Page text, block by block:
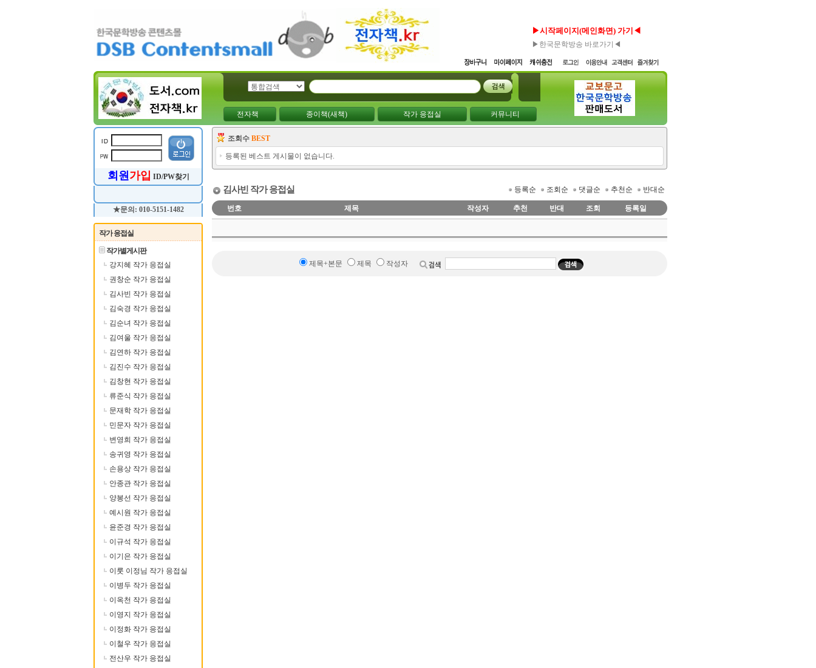
▶시작페이지(메인화면) 가기◀
▶한국문학방송 바로가기◀
전자책 종이책(새책) 작가 응접실 커뮤니티
회원가입 ID/PW찾기
★문의: 010-5151-1482
작가 응접실
작가별게시판
강지혜 작가 응접실
권창순 작가 응접실
김사빈 작가 응접실
김숙경 작가 응접실
김순녀 작가 응접실
김여울 작가 응접실
김연하 작가 응접실
김진수 작가 응접실
김창현 작가 응접실
류준식 작가 응접실
문재학 작가 응접실
민문자 작가 응접실
변영희 작가 응접실
송귀영 작가 응접실
손용상 작가 응접실
안종관 작가 응접실
양봉선 작가 응접실
예시원 작가 응접실
윤준경 작가 응접실
이규석 작가 응접실
이기은 작가 응접실
이룻 이정님 작가 응접실
이병두 작가 응접실
이옥천 작가 응접실
이영지 작가 응접실
이정화 작가 응접실
이철우 작가 응접실
전산우 작가 응접실
조회수 BEST
등록된 베스트 게시물이 없습니다.
김사빈 작가 응접실 등록순 조회순 댓글순 추천순 반대순
번호 제목 작성자 추천 반대 조회 등록일
제목+본문 제목 작성자